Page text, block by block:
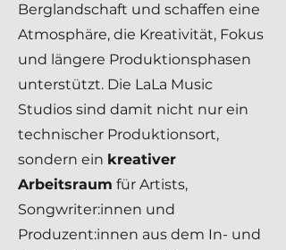
Berglandschaft und schaffen eine
Atmosphäre, die Kreativität, Fokus
und längere Produktionsphasen
unterstützt.​ Die LaLa Music
Studios sind damit nicht nur ein
technischer Produktionsort,
sondern ein kreativer
Arbeitsraum für Artists,
Songwriter:innen und
Produzent:innen aus dem In- und